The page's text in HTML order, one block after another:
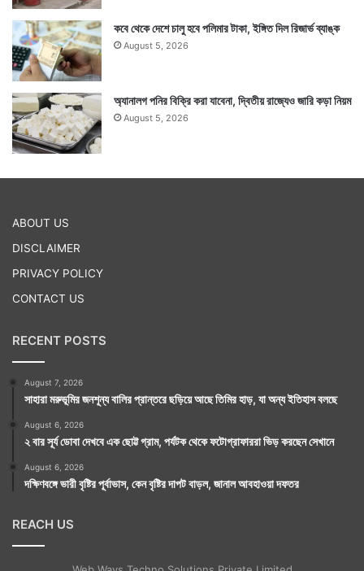
কবে থেকে দেশে চালু হবে পলিমার টাকা, ইঙ্গিত দিল রিজার্ভ ব্যাঙ্ক
August 5, 2026
অ্যানালগ পনির বিক্রি করা যাবেনা, দ্বিতীয় রাজ্যেও জারি কড়া নিয়ম
August 5, 2026
ABOUT US
DISCLAIMER
PRIVACY POLICY
CONTACT US
RECENT POSTS
August 7, 2026
সাহারা মরুভূমির জনশূন্য বালির প্রান্তরে ছড়িয়ে আছে তিমির হাড়, যা অন্য ইতিহাস বলছে
August 6, 2026
২ বার সূর্য ডোবা দেখবে এক ছোট্ট গ্রাম, পর্যটক থেকে ফটোগ্রাফাররা ভিড় করছেন সেখানে
August 6, 2026
দক্ষিণবঙ্গে ভারী বৃষ্টির পূর্বাভাস, কেন বৃষ্টির দাপট বাড়ল, জানাল আবহাওয়া দফতর
REACH US